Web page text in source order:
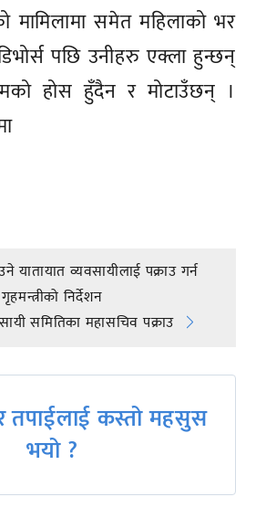
मामिलामा समेत महिलाको भर
पछि उनीहरु एक्ला हुन्छन्
होस हुँदैन र मोटाउँछन् ।
यातायात व्यवसायीलाई पक्राउ गर्न
गृहमन्त्रीको निर्देशन
समितिका महासचिव पक्राउ
तपाईलाई कस्तो महसुस
भयो ?